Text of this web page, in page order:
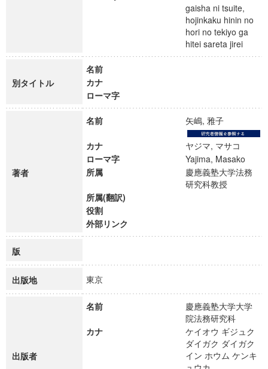
gaisha ni tsuite,
hojinkaku hinin no
hori no tekiyo ga
hitei sareta jirei
別タイトル
名前
カナ
ローマ字
著者
名前 矢嶋, 雅子
カナ
ヤジマ, マサコ
ローマ字
Yajima, Masako
所属
慶應義塾大学法務
研究科教授
所属(翻訳)
役割
外部リンク
版
出版地 東京
出版者
名前
慶應義塾大学大学
院法務研究科
カナ
ケイオウ ギジュク
ダイガク ダイガク
イン ホウム ケンキ